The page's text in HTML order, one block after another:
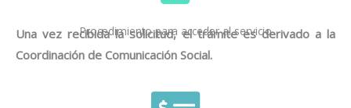
Procedimiento para acceder al servicio
Una vez recibida la solicitud, el trámite es derivado a la
Coordinación de Comunicación Social.